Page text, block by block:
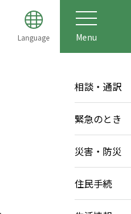
Language Menu
相談・通訳
緊急のとき
災害・防災
住民手続